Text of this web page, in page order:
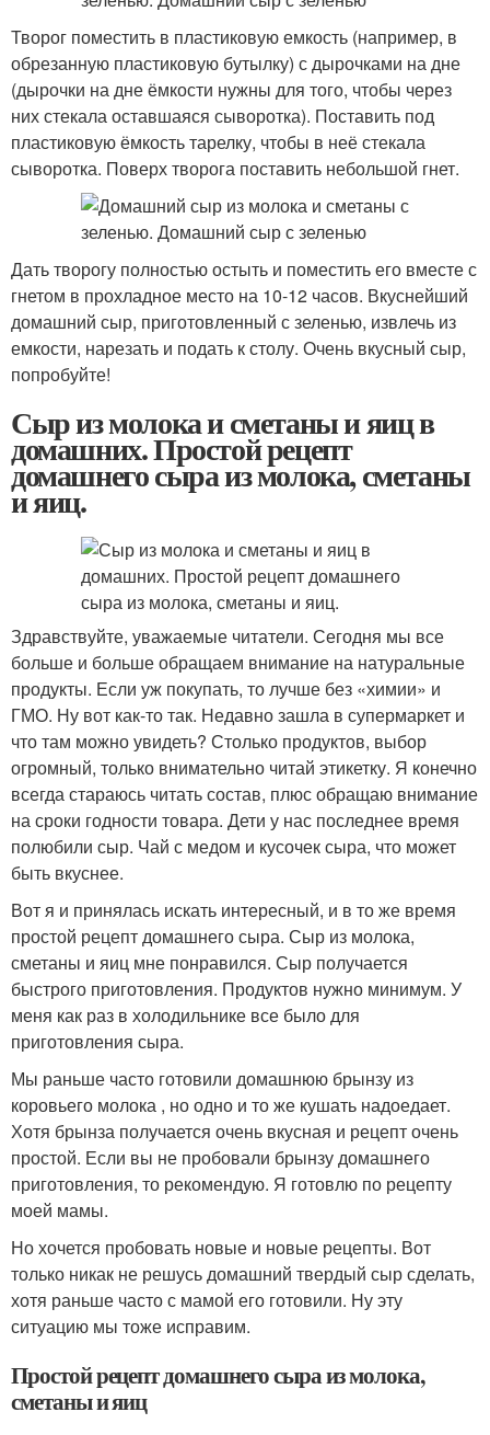
Творог поместить в пластиковую емкость (например, в
обрезанную пластиковую бутылку) с дырочками на дне
(дырочки на дне ёмкости нужны для того, чтобы через
них стекала оставшаяся сыворотка). Поставить под
пластиковую ёмкость тарелку, чтобы в неё стекала
сыворотка. Поверх творога поставить небольшой гнет.
Дать творогу полностью остыть и поместить его вместе с
гнетом в прохладное место на 10-12 часов. Вкуснейший
домашний сыр, приготовленный с зеленью, извлечь из
емкости, нарезать и подать к столу. Очень вкусный сыр,
попробуйте!
Сыр из молока и сметаны и яиц в
домашних. Простой рецепт
домашнего сыра из молока, сметаны
и яиц.
Здравствуйте, уважаемые читатели. Сегодня мы все
больше и больше обращаем внимание на натуральные
продукты. Если уж покупать, то лучше без «химии» и
ГМО. Ну вот как-то так. Недавно зашла в супермаркет и
что там можно увидеть? Столько продуктов, выбор
огромный, только внимательно читай этикетку. Я конечно
всегда стараюсь читать состав, плюс обращаю внимание
на сроки годности товара. Дети у нас последнее время
полюбили сыр. Чай с медом и кусочек сыра, что может
быть вкуснее.
Вот я и принялась искать интересный, и в то же время
простой рецепт домашнего сыра. Сыр из молока,
сметаны и яиц мне понравился. Сыр получается
быстрого приготовления. Продуктов нужно минимум. У
меня как раз в холодильнике все было для
приготовления сыра.
Мы раньше часто готовили домашнюю брынзу из
коровьего молока , но одно и то же кушать надоедает.
Хотя брынза получается очень вкусная и рецепт очень
простой. Если вы не пробовали брынзу домашнего
приготовления, то рекомендую. Я готовлю по рецепту
моей мамы.
Но хочется пробовать новые и новые рецепты. Вот
только никак не решусь домашний твердый сыр сделать,
хотя раньше часто с мамой его готовили. Ну эту
ситуацию мы тоже исправим.
Простой рецепт домашнего сыра из молока,
сметаны и яиц